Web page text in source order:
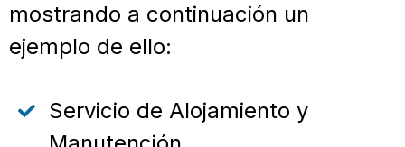
mostrando a continuación un
ejemplo de ello:
Servicio de Alojamiento y